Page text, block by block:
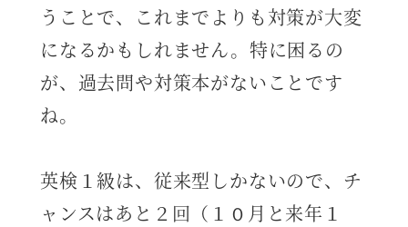
うことで、これまでよりも対策が大変
になるかもしれません。特に困るの
が、過去問や対策本がないことです
ね。
英検１級は、従来型しかないので、チ
ャンスはあと２回（１０月と来年１